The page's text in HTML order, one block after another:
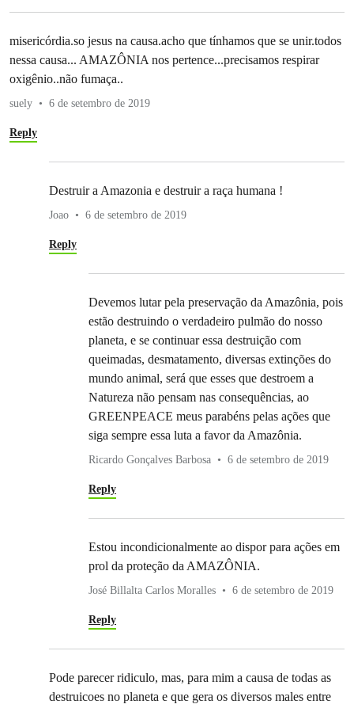
misericórdia.so jesus na causa.acho que tínhamos que se unir.todos
nessa causa... AMAZÔNIA nos pertence...precisamos respirar
oxigênio..não fumaça..
suely 6 de setembro de 2019
Reply
Destruir a Amazonia e destruir a raça humana !
Joao 6 de setembro de 2019
Reply
Devemos lutar pela preservação da Amazônia, pois
estão destruindo o verdadeiro pulmão do nosso
planeta, e se continuar essa destruição com
queimadas, desmatamento, diversas extinções do
mundo animal, será que esses que destroem a
Natureza não pensam nas consequências, ao
GREENPEACE meus parabéns pelas ações que
siga sempre essa luta a favor da Amazônia.
Ricardo Gonçalves Barbosa 6 de setembro de 2019
Reply
Estou incondicionalmente ao dispor para ações em
prol da proteção da AMAZÔNIA.
José Billalta Carlos Moralles 6 de setembro de 2019
Reply
Pode parecer ridiculo, mas, para mim a causa de todas as
destruicoes no planeta e que gera os diversos males entre